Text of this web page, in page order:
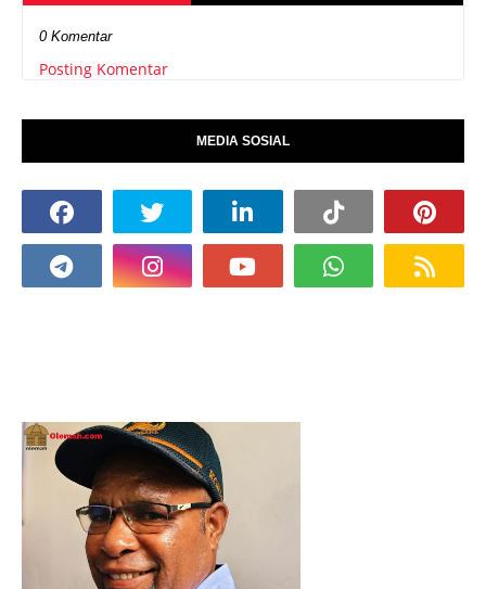
0 Komentar
Posting Komentar
MEDIA SOSIAL